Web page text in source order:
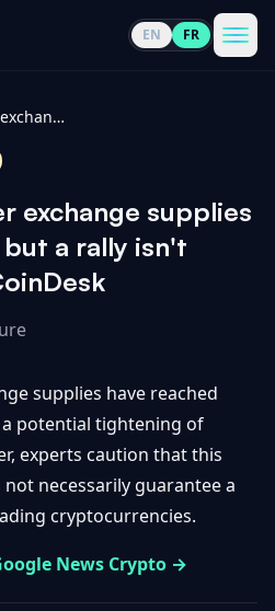
EN FR
Bitcoin and ether exchange supplies hit historic lows but a rally isn't guaranteed ( - CoinDesk
exchange supplies
a rally isn't
supplies have reached
potential tightening of
experts caution that this
necessarily guarantee a
cryptocurrencies.
News Crypto →